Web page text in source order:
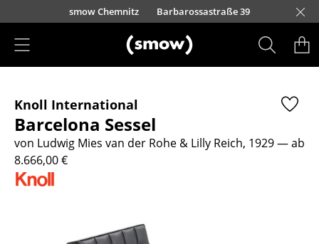
Direkt zum Inhalt
100
smow Chemnitz Barbarossastraße 39smow Düsseldorf
smow Essen
smow Frankfurt
smow Freiburg
smow Hamburg
smow Hannover
smow Kempten
smow Köln
smow Konstanz
smow Leipzig
smow Solothurn
smow Mainz
smow München
smow Nürnberg
smow Schwarzwald
smow Stuttgart
Sitzmöbel
Esszimmerstühle
Sofas
Knoll International
Barcelona Sessel
von Ludwig Mies van der Rohe & Lilly Reich, 1929— ab
8.666,00 €